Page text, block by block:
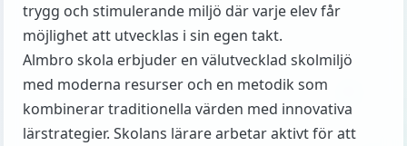
trygg och stimulerande miljö där varje elev får
möjlighet att utvecklas i sin egen takt.
Almbro skola erbjuder en välutvecklad skolmiljö
med moderna resurser och en metodik som
kombinerar traditionella värden med innovativa
lärstrategier. Skolans lärare arbetar aktivt för att